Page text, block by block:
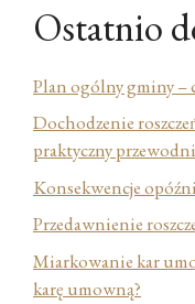
Ostatnio
Plan ogólny gminy –
Dochodzenie
praktyczny
Konsekwencje
Przedawnienie
Miarkowanie kar
karę umowną?